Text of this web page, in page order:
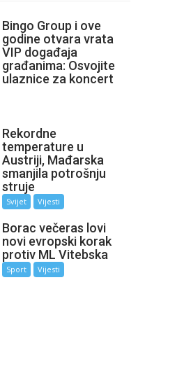
Bingo Group i ove
godine otvara vrata
VIP događaja
građanima: Osvojite
ulaznice za koncert
Rekordne
temperature u
Austriji, Mađarska
smanjila potrošnju
struje
Svijet Vijesti
Borac večeras lovi
novi evropski korak
protiv ML Vitebska
Sport Vijesti